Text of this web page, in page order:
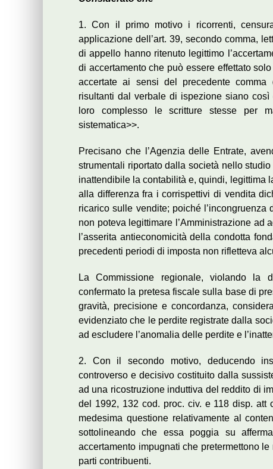
1. Con il primo motivo i ricorrenti,
applicazione dell’art. 39, secondo comma,
di appello hanno ritenuto legittimo
di accertamento che può essere effettato
accertate ai sensi del precedente
risultanti dal verbale di ispezione siano
loro complesso le scritture stesse per
sistematica>>.
Precisano che l’Agenzia delle Entrate,
strumentali riportato dalla società nello
inattendibile la contabilità e, quindi, legittima
alla differenza fra i corrispettivi di vendita
ricarico sulle vendite; poiché
non poteva legittimare l’Amministrazione ad
l’asserita antieconomicità della condotta
precedenti periodi di imposta non rifletteva
La Commissione regionale, violando la
confermato la pretesa fiscale sulla base di
gravità, precisione e concordanza,
evidenziato che le perdite registrate dalla
ad escludere l’anomalia delle perdite e
2. Con il secondo motivo, deducendo
controverso e decisivo costituito dalla
ad una ricostruzione induttiva del reddito di
del 1992, 132 cod. proc. civ. e 118 disp. att
medesima questione relativamente al
sottolineando che essa poggia su
accertamento impugnati che pretermettono
parti contribuenti.